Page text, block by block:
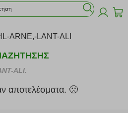
ALI.
αποτελέσματα. 🙁